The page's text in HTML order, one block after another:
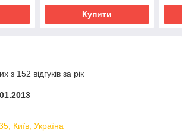
Купити
з 152 відгуків за рік
Київ, Україна